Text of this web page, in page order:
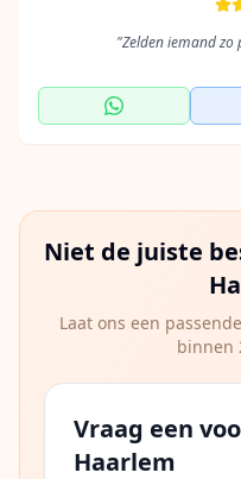
"Zelden iemand zo
Niet de juiste
Laat ons een
binnen
Vraag een
Haarlem